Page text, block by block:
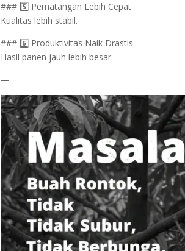
### 5️⃣ Pematangan Lebih Cepat
Kualitas lebih stabil.
### 6️⃣ Produktivitas Naik Drastis
Hasil panen jauh lebih besar.
—